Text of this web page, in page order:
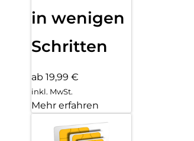
in wenigen
Schritten
ab 19,99 €
inkl. MwSt.
Mehr erfahren